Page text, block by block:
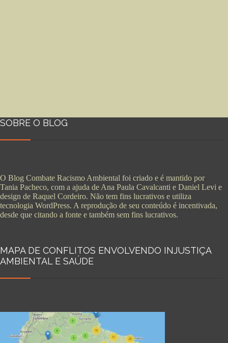
SOBRE O BLOG
O Blog Combate Racismo Ambiental foi criado e é mantido por
Tania Pacheco, com a ajuda de Ana Paula Cavalcanti e Daniel Levi e
design de Raquel Cordeiro. Não tem fins lucrativos e utiliza
tecnologia WordPress. A reprodução de seu conteúdo é incentivada,
desde que citando a fonte e também sem fins lucrativos.
MAPA DE CONFLITOS ENVOLVENDO INJUSTIÇA
AMBIENTAL E SAÚDE